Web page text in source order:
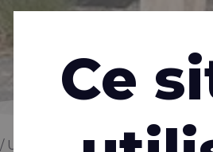
Un nouveau chapitre pour
Ce